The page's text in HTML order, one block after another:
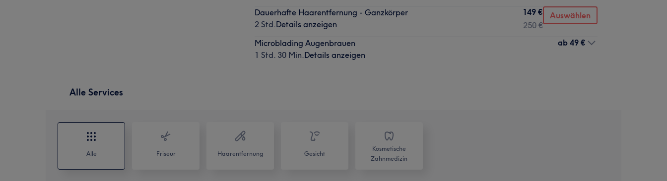
Dauerhafte Haarentfernung - Ganzkörper
2 Std.Details anzeigen
149 €
250 €
Auswählen
Microblading Augenbrauen
1 Std. 30 Min.Details anzeigen
ab 49 €
Alle Services
Alle Friseur Haarentfernung Gesicht
Kosmetische
Zahnmedizin